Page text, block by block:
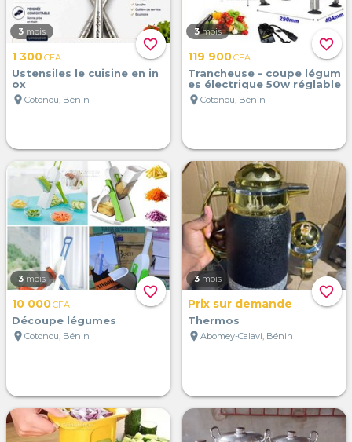
favorite_border
3 mois
1 300CFA
Ustensiles le cuisine en in
ox
location_on Cotonou, Bénin
favorite_border
3 mois
119 900CFA
Trancheuse - coupe légum
es électrique 50w réglable
location_on Cotonou, Bénin
favorite_border
3 mois
10 000CFA
Découpe légumes
location_on Cotonou, Bénin
favorite_border
3 mois
Prix sur demande
Thermos
location_on Abomey-Calavi, Bénin